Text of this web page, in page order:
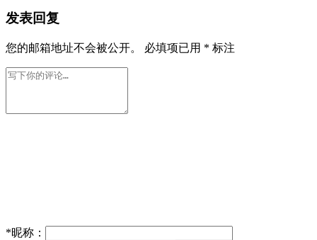
发表回复
您的邮箱地址不会被公开。 必填项已用 * 标注
*昵称：